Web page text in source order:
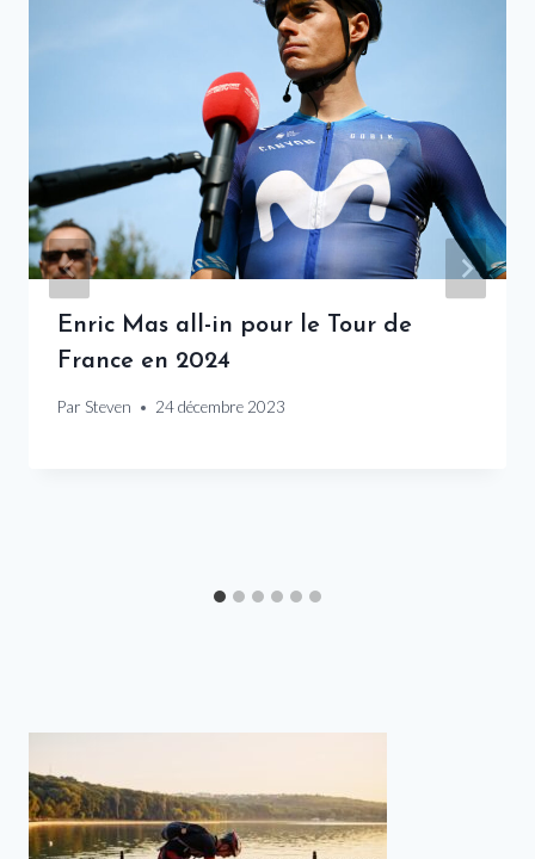
Enric Mas all-in pour le Tour de
France en 2024
Par Steven 24 décembre 2023